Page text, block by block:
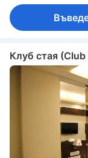
Клуб стая (Club